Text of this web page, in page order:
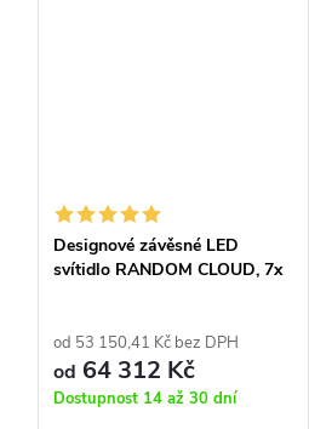
Designové závěsné LED
svítidlo RANDOM CLOUD, 7x
od 53 150,41 Kč bez DPH
od 64 312 Kč
Dostupnost 14 až 30 dní